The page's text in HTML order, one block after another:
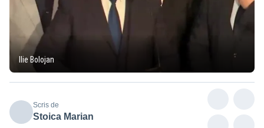
Ilie Bolojan
Scris de
Stoica Marian